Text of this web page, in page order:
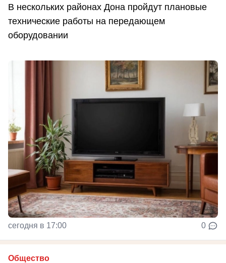
В нескольких районах Дона пройдут плановые
технические работы на передающем
оборудовании
сегодня в 17:00 0
Общество